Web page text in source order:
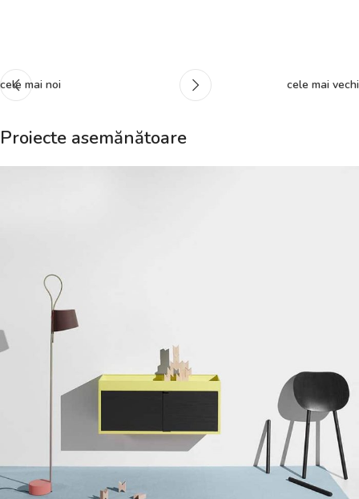
cele mai noi cele mai vechi
Proiecte asemănătoare